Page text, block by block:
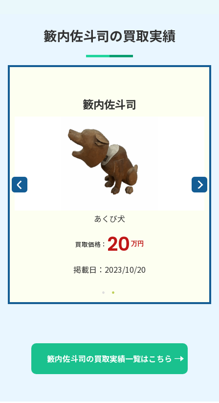
籔内佐斗司の買取実績
籔内佐斗司
あくび犬
20 万円
掲載日：2023/10/20
籔内佐斗司の買取実績一覧はこちら